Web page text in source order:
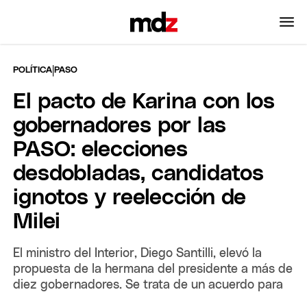
POLÍTICA |PASO
El pacto de Karina con los
gobernadores por las
PASO: elecciones
desdobladas, candidatos
ignotos y reelección de
Milei
El ministro del Interior, Diego Santilli, elevó la
propuesta de la hermana del presidente a más de
diez gobernadores. Se trata de un acuerdo para